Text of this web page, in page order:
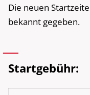
Die neuen
bekannt gegeben.
Startgebühr: